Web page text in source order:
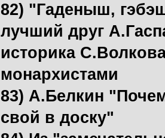
82) "Гаденыш,
лучший друг
историка
монархистами
83) А.Белкин
свой в доску"